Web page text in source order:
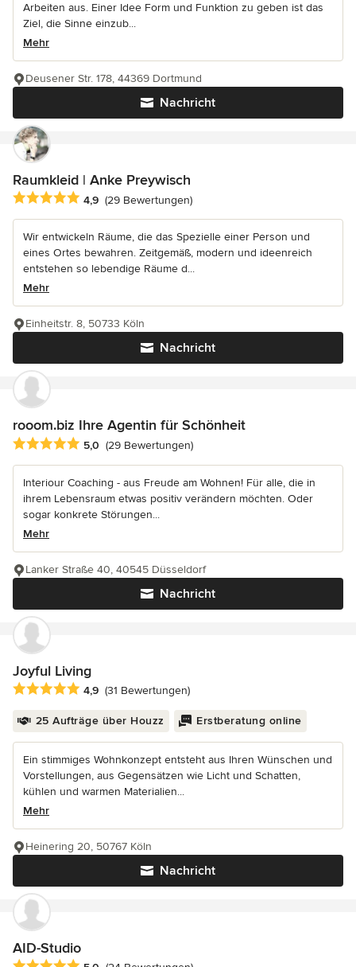
Arbeiten aus. Einer Idee Form und Funktion zu geben ist das
Ziel, die Sinne einzub...
Mehr
Nachricht
Deusener Str. 178, 44369 Dortmund
Raumkleid | Anke Preywisch
Durchschnittliche Bewertung: 4.9 von 5 Sternen
4,9 (29 Bewertungen)
Wir entwickeln Räume, die das Spezielle einer Person und
eines Ortes bewahren. Zeitgemäß, modern und ideenreich
entstehen so lebendige Räume d...
Mehr
Nachricht
Einheitstr. 8, 50733 Köln
rooom.biz Ihre Agentin für Schönheit
Durchschnittliche Bewertung: 5 von 5 Sternen
5,0 (29 Bewertungen)
Interiour Coaching - aus Freude am Wohnen! Für alle, die in
ihrem Lebensraum etwas positiv verändern möchten. Oder
sogar konkrete Störungen...
Mehr
Nachricht
Lanker Straße 40, 40545 Düsseldorf
Joyful Living
Durchschnittliche Bewertung: 4.9 von 5 Sternen
4,9 (31 Bewertungen)
25 Aufträge über Houzz Erstberatung online
Ein stimmiges Wohnkonzept entsteht aus Ihren Wünschen und
Vorstellungen, aus Gegensätzen wie Licht und Schatten,
kühlen und warmen Materialien...
Mehr
Nachricht
Heinering 20, 50767 Köln
AID-Studio